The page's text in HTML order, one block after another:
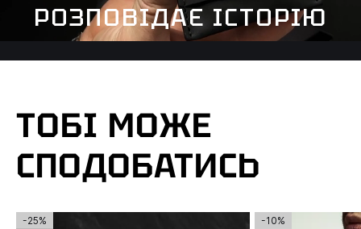
РОЗПОВІДАЄ ІСТОРІЮ
ТОБІ МОЖЕ
СПОДОБАТИСЬ
-25% -10%